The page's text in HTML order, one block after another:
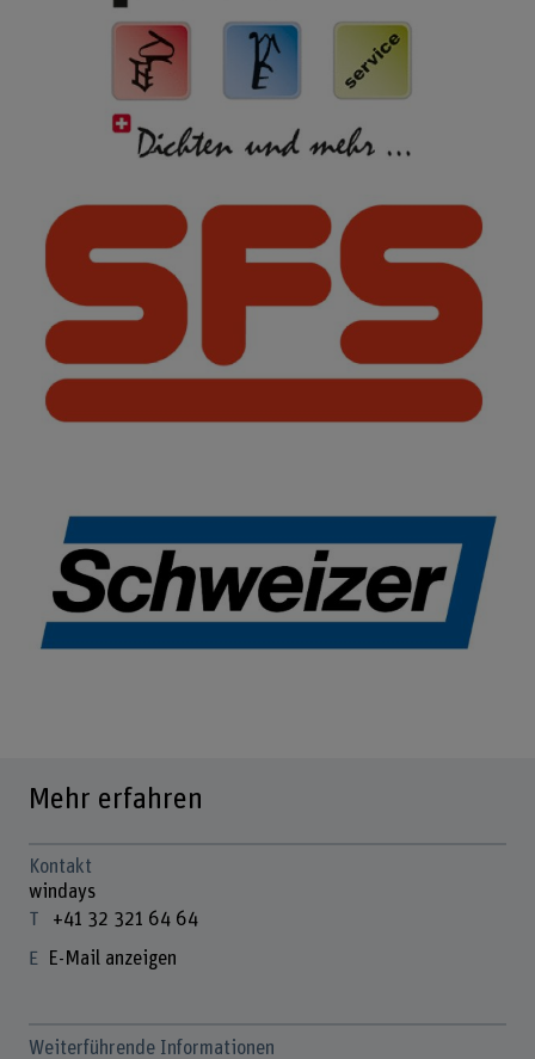
Mehr erfahren
Kontakt
windays
+41 32 321 64 64
E-Mail anzeigen
Weiterführende Informationen